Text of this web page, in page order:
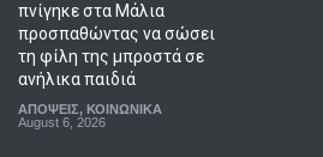
πνίγηκε στα Μάλια
προσπαθώντας να σώσει
τη φίλη της μπροστά σε
ανήλικα παιδιά
ΑΠΟΨΕΙΣ, ΚΟΙΝΩΝΙΚΑ
August 6, 2026